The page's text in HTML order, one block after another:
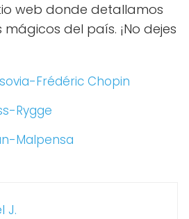
web donde detallamos
del país. ¡No dejes
Frédéric Chopin
Rygge
Malpensa
J.